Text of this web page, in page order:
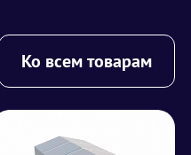
Ко всем товарам